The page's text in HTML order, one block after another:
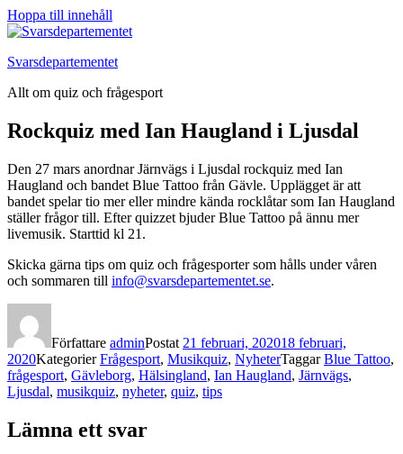
Hoppa till innehåll
Svarsdepartementet
Allt om quiz och frågesport
Rockquiz med Ian Haugland i Ljusdal
Den 27 mars anordnar Järnvägs i Ljusdal rockquiz med Ian
Haugland och bandet Blue Tattoo från Gävle. Upplägget är att
bandet spelar tio mer eller mindre kända rocklåtar som Ian Haugland
ställer frågor till. Efter quizzet bjuder Blue Tattoo på ännu mer
livemusik. Starttid kl 21.
Skicka gärna tips om quiz och frågesporter som hålls under våren
och sommaren till info@svarsdepartementet.se.
Författare adminPostat 21 februari, 202018 februari,
2020KategorierFrågesport, Musikquiz, NyheterTaggarBlue Tattoo,
frågesport, Gävleborg, Hälsingland, Ian Haugland, Järnvägs,
Ljusdal, musikquiz, nyheter, quiz, tips
Lämna ett svar